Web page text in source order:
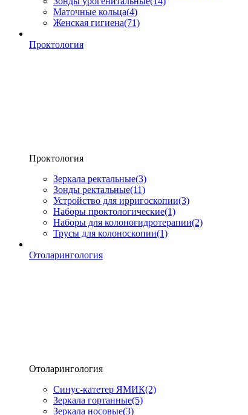
Маточные кольца(4)
Женская гигиена(71)
Проктология
Проктология
Зеркала ректальные(3)
Зонды ректальные(11)
Устройство для ирригоскопии(3)
Наборы проктологические(1)
Наборы для колоногидротерапии(2)
Трусы для колоноскопии(1)
Отоларингология
Отоларингология
Синус-катетер ЯМИК(2)
Зеркала гортанные(5)
Зеркала носовые(3)